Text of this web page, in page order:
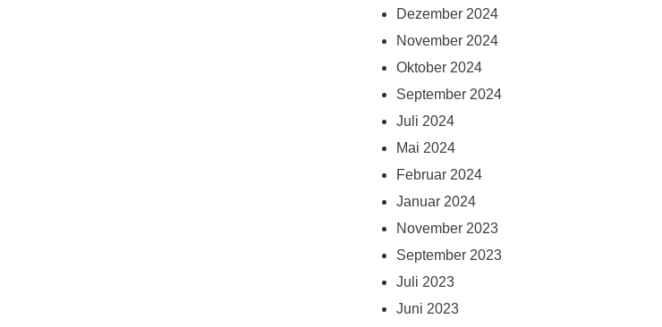
Dezember 2024
November 2024
Oktober 2024
September 2024
Juli 2024
Mai 2024
Februar 2024
Januar 2024
November 2023
September 2023
Juli 2023
Juni 2023